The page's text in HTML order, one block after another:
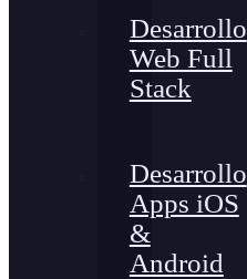
Desarrollo
Web Full
Stack
Desarrollo
Apps iOS
&
Android